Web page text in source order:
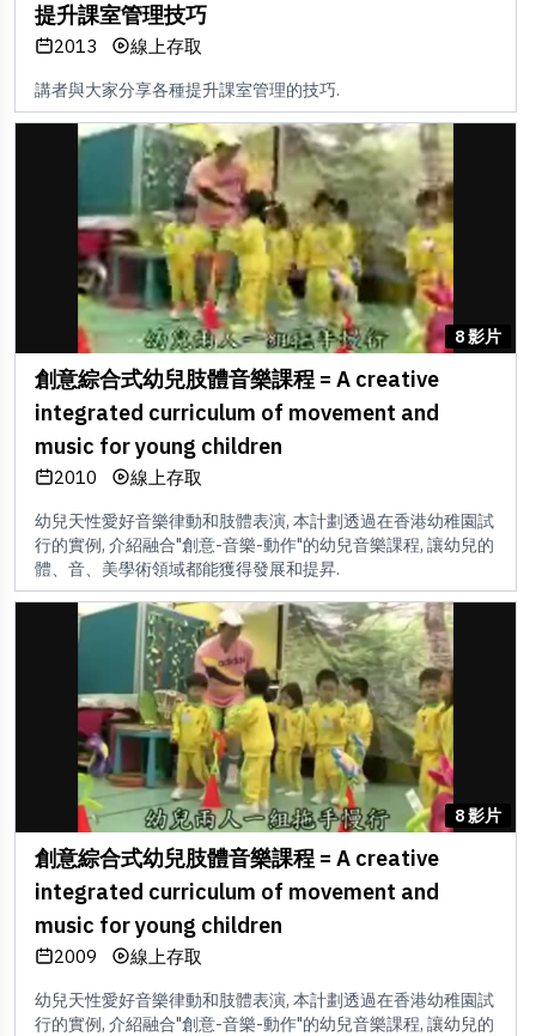
提升課室管理技巧
2013 線上存取
講者與大家分享各種提升課室管理的技巧.
8 影片
創意綜合式幼兒肢體音樂課程 = A creative
integrated curriculum of movement and
music for young children
2010 線上存取
幼兒天性愛好音樂律動和肢體表演, 本計劃透過在香港幼稚園試
行的實例, 介紹融合"創意-音樂-動作"的幼兒音樂課程, 讓幼兒的
體、音、美學術領域都能獲得發展和提昇.
8 影片
創意綜合式幼兒肢體音樂課程 = A creative
integrated curriculum of movement and
music for young children
2009 線上存取
幼兒天性愛好音樂律動和肢體表演, 本計劃透過在香港幼稚園試
行的實例, 介紹融合"創意-音樂-動作"的幼兒音樂課程, 讓幼兒的